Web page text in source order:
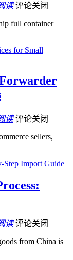
读 评论关闭
full container
读 评论关闭
sellers,
读 评论关闭
from China is